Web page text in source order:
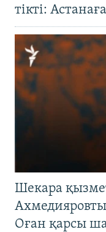
тікті:
Шекара
Оған қарсы